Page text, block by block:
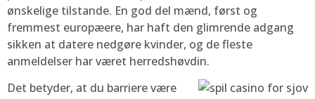
ønskelige tilstande. En god del mænd, først og
fremmest europæere, har haft den glimrende adgang
sikken at datere nedgøre kvinder, og de fleste
anmeldelser har været herredshøvdin.
Det betyder, at du barriere være